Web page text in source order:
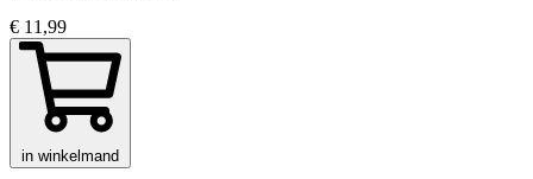
€ 11,99
in winkelmand